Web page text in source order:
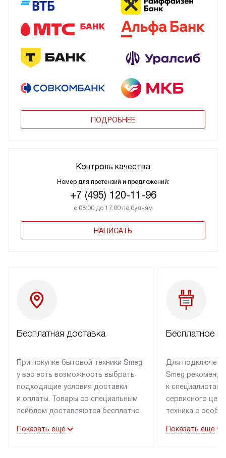
ПОДРОБНЕЕ
Контроль качества
Номер для претензий и предложений:
+7 (495) 120-11-96
с 08:00 до 17:00 по будням
НАПИСАТЬ
Бесплатная доставка
При покупке бытовой техники Smeg
у вас есть возможность выбрать
подходящие условия доставки
и оплаты. Товары со специальным
лейблом доставляются бесплатно
до подъезда. Доставка за пределы
Показать ещё
Бесплатное
Для
Smeg
к специалистам
сервисного
техника с
коммуникациям.
Показать ещё